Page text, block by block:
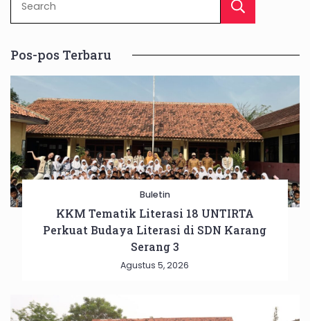
Pos-pos Terbaru
Buletin
KKM Tematik Literasi 18 UNTIRTA
Perkuat Budaya Literasi di SDN Karang
Serang 3
Agustus 5, 2026